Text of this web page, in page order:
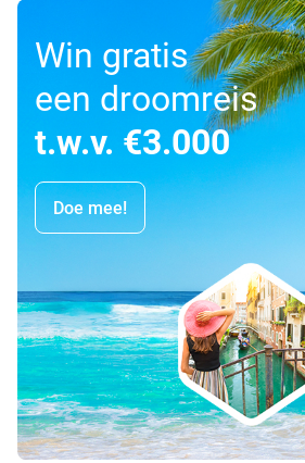
Win gratis
een droomreis
t.w.v. €3.000
Doe mee!